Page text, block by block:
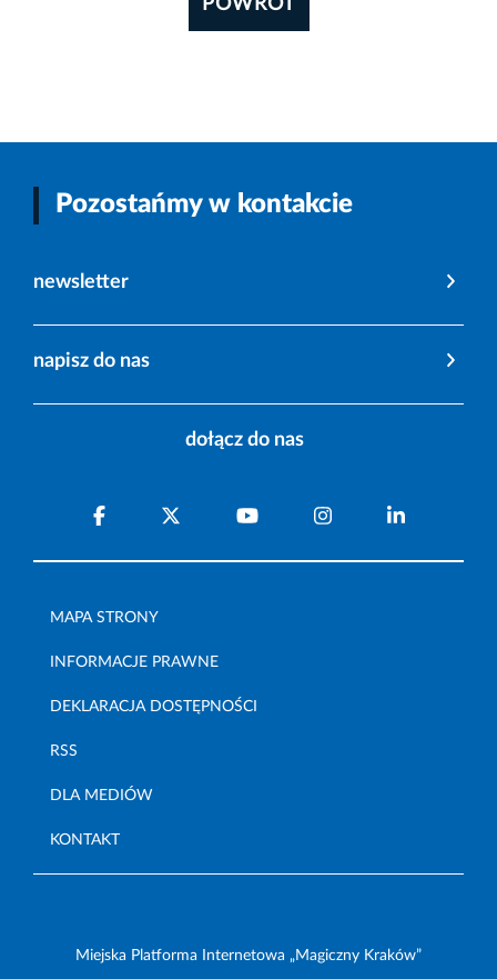
POWRÓT
Pozostańmy w kontakcie
newsletter
napisz do nas
dołącz do nas
MAPA STRONY
INFORMACJE PRAWNE
DEKLARACJA DOSTĘPNOŚCI
RSS
DLA MEDIÓW
KONTAKT
Miejska Platforma Internetowa „Magiczny Kraków”